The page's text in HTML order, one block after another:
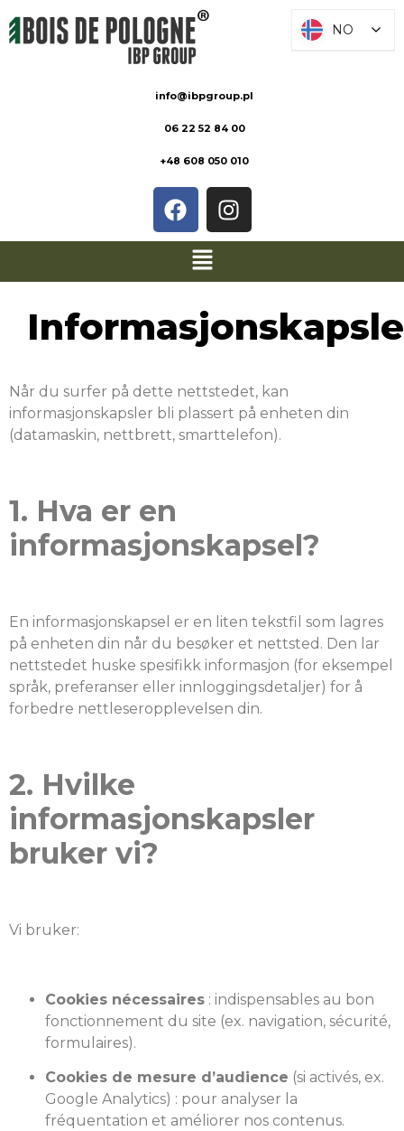
info@ibpgroup.pl
06 22 52 84 00
+48 608 050 010
Når du surfer på dette nettstedet, kan
informasjonskapsler bli plassert på enheten din
(datamaskin, nettbrett, smarttelefon).
1. Hva er en
informasjonskapsel?
En informasjonskapsel er en liten tekstfil som lagres
på enheten din når du besøker et nettsted. Den lar
nettstedet huske spesifikk informasjon (for eksempel
språk, preferanser eller innloggingsdetaljer) for å
forbedre nettleseropplevelsen din.
2. Hvilke
informasjonskapsler
bruker vi?
Vi bruker:
Cookies nécessaires : indispensables au bon
fonctionnement du site (ex. navigation, sécurité,
formulaires).
Cookies de mesure d’audience (si activés, ex.
Google Analytics) : pour analyser la
fréquentation et améliorer nos contenus.
NO
NO